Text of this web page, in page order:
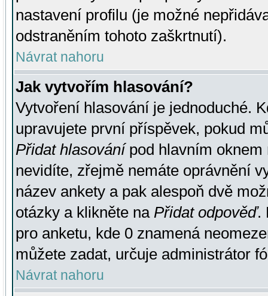
nastavení profilu (je možné
odstraněním tohoto zaškrtnutí).
Návrat nahoru
Jak vytvořím hlasování?
Vytvoření hlasování je jednoduché.
upravujete první příspěvek, pokud
Přidat hlasovánípod hlavním oknem
nevidíte, zřejmě nemáte oprávnění
název ankety a pak alespoň dvě
otázky a klikněte na Přidat odpověď.
pro anketu, kde 0 znamená
můžete zadat, určuje administrátor
Návrat nahoru